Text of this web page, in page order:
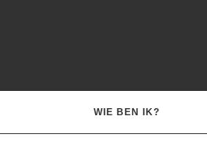
WIE BEN IK?